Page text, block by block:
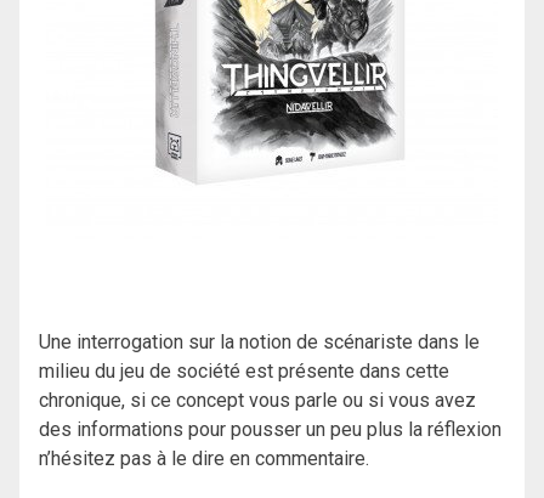
Une interrogation sur la notion de scénariste dans le
milieu du jeu de société est présente dans cette
chronique, si ce concept vous parle ou si vous avez
des informations pour pousser un peu plus la réflexion
n’hésitez pas à le dire en commentaire.